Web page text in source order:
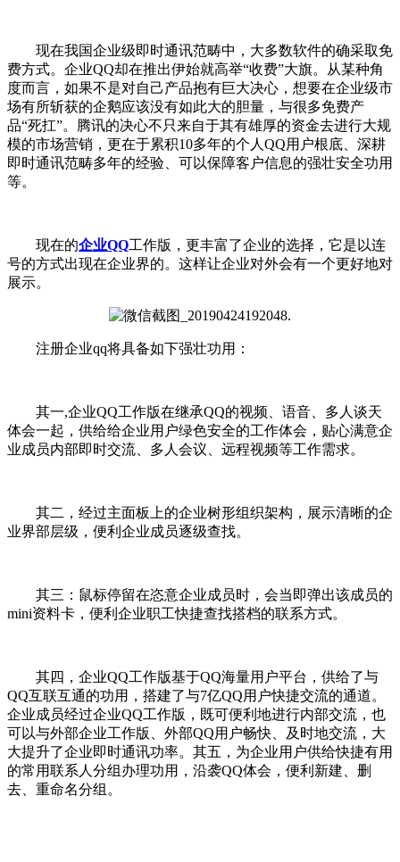
现在我国企业级即时通讯范畴中，大多数软件的确采取免
费方式。企业QQ却在推出伊始就高举“收费”大旗。从某种角
度而言，如果不是对自己产品抱有巨大决心，想要在企业级市
场有所斩获的企鹅应该没有如此大的胆量，与很多免费产
品“死扛”。腾讯的决心不只来自于其有雄厚的资金去进行大规
模的市场营销，更在于累积10多年的个人QQ用户根底、深耕
即时通讯范畴多年的经验、可以保障客户信息的强壮安全功用
等。
现在的企业QQ工作版，更丰富了企业的选择，它是以连
号的方式出现在企业界的。这样让企业对外会有一个更好地对
展示。
注册企业qq将具备如下强壮功用：
其一,企业QQ工作版在继承QQ的视频、语音、多人谈天
体会一起，供给给企业用户绿色安全的工作体会，贴心满意企
业成员内部即时交流、多人会议、远程视频等工作需求。
其二，经过主面板上的企业树形组织架构，展示清晰的企
业界部层级，便利企业成员逐级查找。
其三：鼠标停留在恣意企业成员时，会当即弹出该成员的
mini资料卡，便利企业职工快捷查找搭档的联系方式。
其四，企业QQ工作版基于QQ海量用户平台，供给了与
QQ互联互通的功用，搭建了与7亿QQ用户快捷交流的通道。
企业成员经过企业QQ工作版，既可便利地进行内部交流，也
可以与外部企业工作版、外部QQ用户畅快、及时地交流，大
大提升了企业即时通讯功率。其五，为企业用户供给快捷有用
的常用联系人分组办理功用，沿袭QQ体会，便利新建、删
去、重命名分组。